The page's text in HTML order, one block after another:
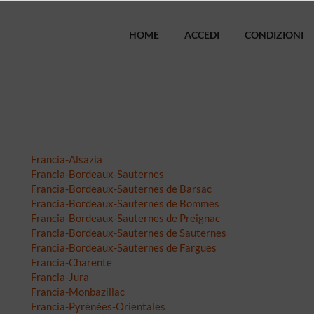
HOME ACCEDI CONDIZIONI
Francia-Alsazia
Francia-Bordeaux-Sauternes
Francia-Bordeaux-Sauternes de Barsac
Francia-Bordeaux-Sauternes de Bommes
Francia-Bordeaux-Sauternes de Preignac
Francia-Bordeaux-Sauternes de Sauternes
Francia-Bordeaux-Sauternes de Fargues
Francia-Charente
Francia-Jura
Francia-Monbazillac
Francia-Pyrénées-Orientales